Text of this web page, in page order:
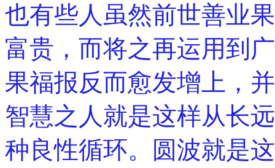
也有些人虽然前世善业
富贵，而将之再运用到
果福报反而愈发增上，
智慧之人就是这样从长
种良性循环。圆波就是